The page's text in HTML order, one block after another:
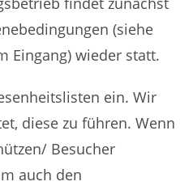
(siehe
Eingang) wieder statt.
ein. Wir
diese zu führen. Wenn
Besucher
auch den